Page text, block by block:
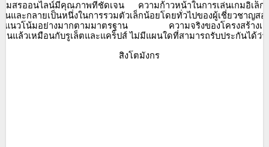
สโมสรออนไลน์มีคุณภาพที่ชัดเจน
ความก้าวหน้าในการเล่นเกมอิเล็
นและกลายเป็นหนึ่งในการรวมตัวเล็กน้อยโดยทั่วไปของผู้เชี่ยวชาญส
แนวโน้มอย่างมากตามมาตรฐาน
ความจริงของโครงสร้าง
นแล้วเหมือนกับรูเล็ตและแคร็ปส์ ไม่มีแผนใดที่สามารถรับประกันได้ว่